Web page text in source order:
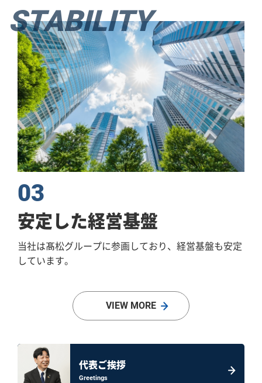
STABILITY
03
安定した経営基盤
当社は髙松グループに参画しており、 経営基盤も安定
しています。
VIEW MORE
代表ご挨拶
Greetings